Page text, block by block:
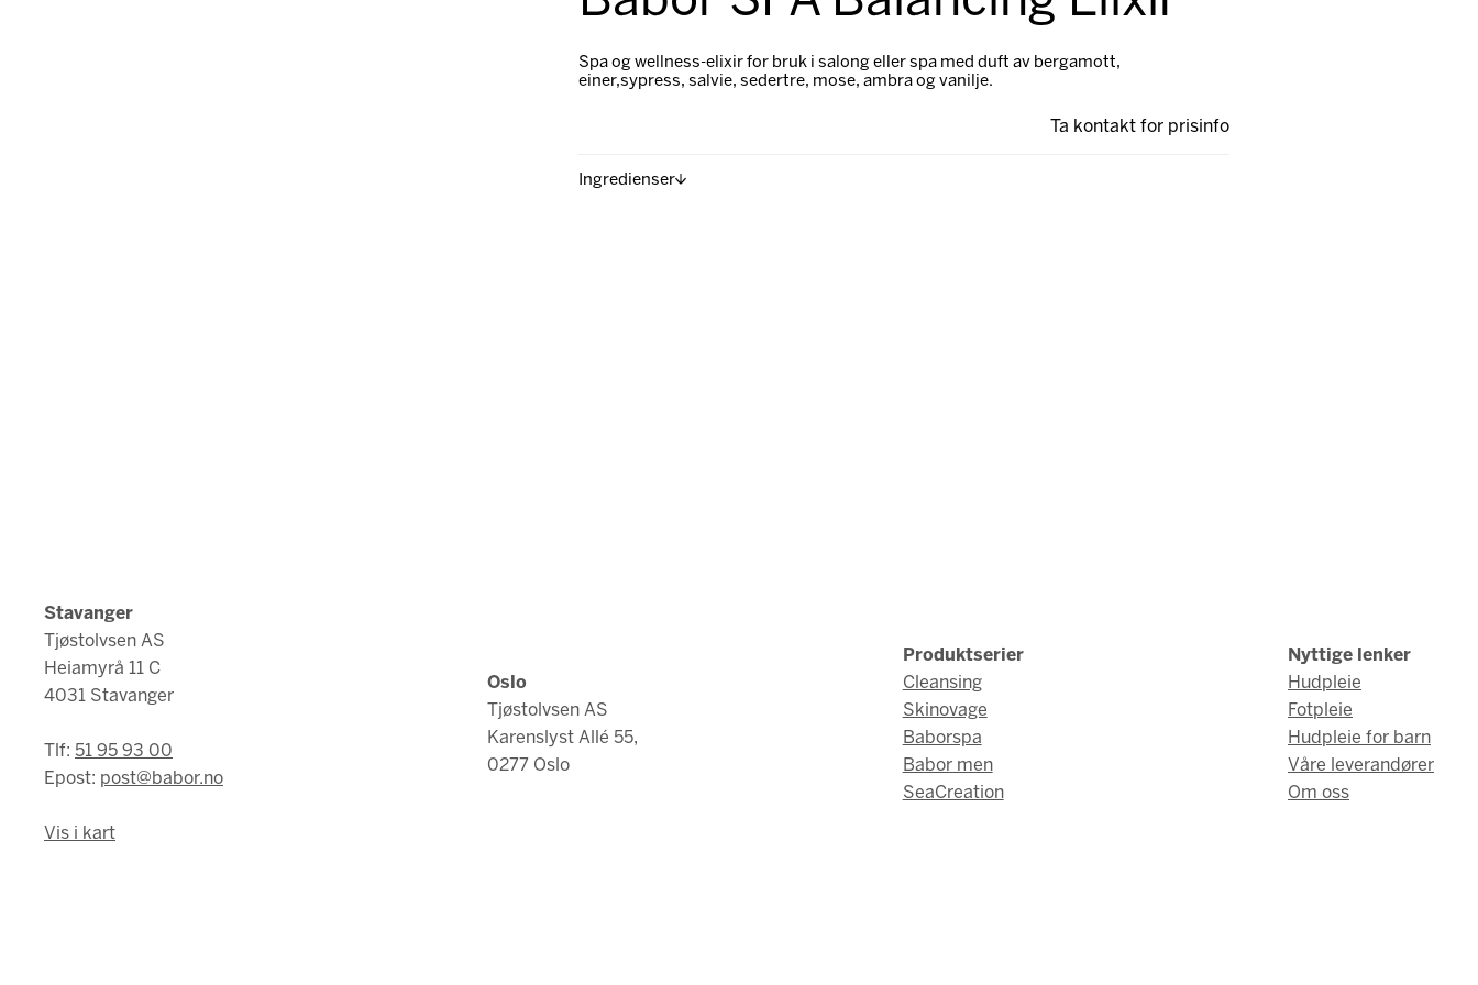
Spa og wellness-elixir for bruk i salong eller spa med duft av bergamott,
einer,sypress, salvie, sedertre, mose, ambra og vanilje.
Ta kontakt for prisinfo
Ingredienser
Stavanger
Tjøstolvsen AS
Heiamyrå 11 C
4031 Stavanger
Tlf: 51 95 93 00
Epost: post@babor.no
Vis i kart
Oslo
Tjøstolvsen AS
Karenslyst Allé 55,
0277 Oslo
Produktserier
Cleansing
Skinovage
Baborspa
Babor men
SeaCreation
Nyttige lenker
Hudpleie
Fotpleie
Hudpleie for barn
Våre leverandører
Om oss